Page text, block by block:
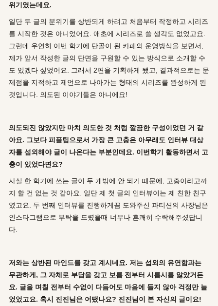
위기였는데요.
일단 두 글의 분위기를 상반되게 하려고 처음부터 작정하고 시리즈
를 시작한 것은 아니었어요. 애초에 시리즈로 쓸 생각도 없었고요.
그런데 우연히 이번 학기에 단골이 된 카페의 운영방식을 보면서,
제가 앞서 작성한 글의 단면을 구원할 수 있는 방식으로 소개할 수
도 있겠다 싶었어요. 그래서 2편을 기획하게 됐고, 결과적으로는 문
제점을 지적하고 제언으로 나아가는 형태의 시리즈를 완성하게 된
것입니다. 의도된 이야기들은 아니에요!
의도되진 않았지만 마치 의도한 것 처럼 깔끔한 구성이었던 거 같
아요. 그보다 피플팀으로서 가장 큰 고충은 아무래도 인터뷰 대상
자를 섭외해야 글이 나온다는 부분인데요. 이번학기 활동하면서 고
충이 있었다면요?
사실 한 학기에 쓰는 글이 두 개밖에 안 되기 때문에, 고충이라고까
지 할 건 없는 것 같아요. 일단 제 첫 글의 인터뷰이는 제 친한 친구
였고요. 두 번째 인터뷰를 진행하게끔 도와주신 파티션의 사장님은
인스타그램으로 부탁을 드렸을때 너무나 흔쾌히 수락해주셨답니
다.
저와는 상반된 마인드를 갖고 계시네요. 저는 섭외의 유연함과는
무관하게, 그 자체로 부담을 갖고 보름 전부터 시름시름 앓았거든
요. 글을 며칠 전부터 수없이 다듬어도 마음에 들지 않아 걱정만 늘
었었고요. 혹시 진진님은 어땠나요? 진진님이 본 자신의 글이요!